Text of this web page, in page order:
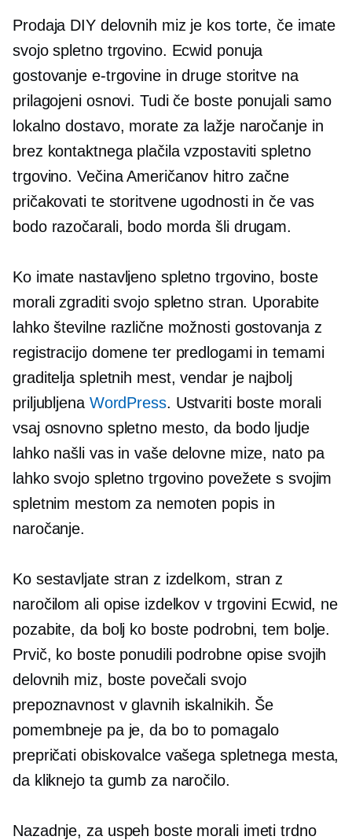
Prodaja DIY delovnih miz je kos torte, če imate
svojo spletno trgovino. Ecwid ponuja
gostovanje e-trgovine in druge storitve na
prilagojeni osnovi. Tudi če boste ponujali samo
lokalno dostavo, morate za lažje naročanje in
brez kontaktnega plačila vzpostaviti spletno
trgovino. Večina Američanov hitro začne
pričakovati te storitvene ugodnosti in če vas
bodo razočarali, bodo morda šli drugam.
Ko imate nastavljeno spletno trgovino, boste
morali zgraditi svojo spletno stran. Uporabite
lahko številne različne možnosti gostovanja z
registracijo domene ter predlogami in temami
graditelja spletnih mest, vendar je najbolj
priljubljena WordPress. Ustvariti boste morali
vsaj osnovno spletno mesto, da bodo ljudje
lahko našli vas in vaše delovne mize, nato pa
lahko svojo spletno trgovino povežete s svojim
spletnim mestom za nemoten popis in
naročanje.
Ko sestavljate stran z izdelkom, stran z
naročilom ali opise izdelkov v trgovini Ecwid, ne
pozabite, da bolj ko boste podrobni, tem bolje.
Prvič, ko boste ponudili podrobne opise svojih
delovnih miz, boste povečali svojo
prepoznavnost v glavnih iskalnikih. Še
pomembneje pa je, da bo to pomagalo
prepričati obiskovalce vašega spletnega mesta,
da kliknejo ta gumb za naročilo.
Nazadnje, za uspeh boste morali imeti trdno